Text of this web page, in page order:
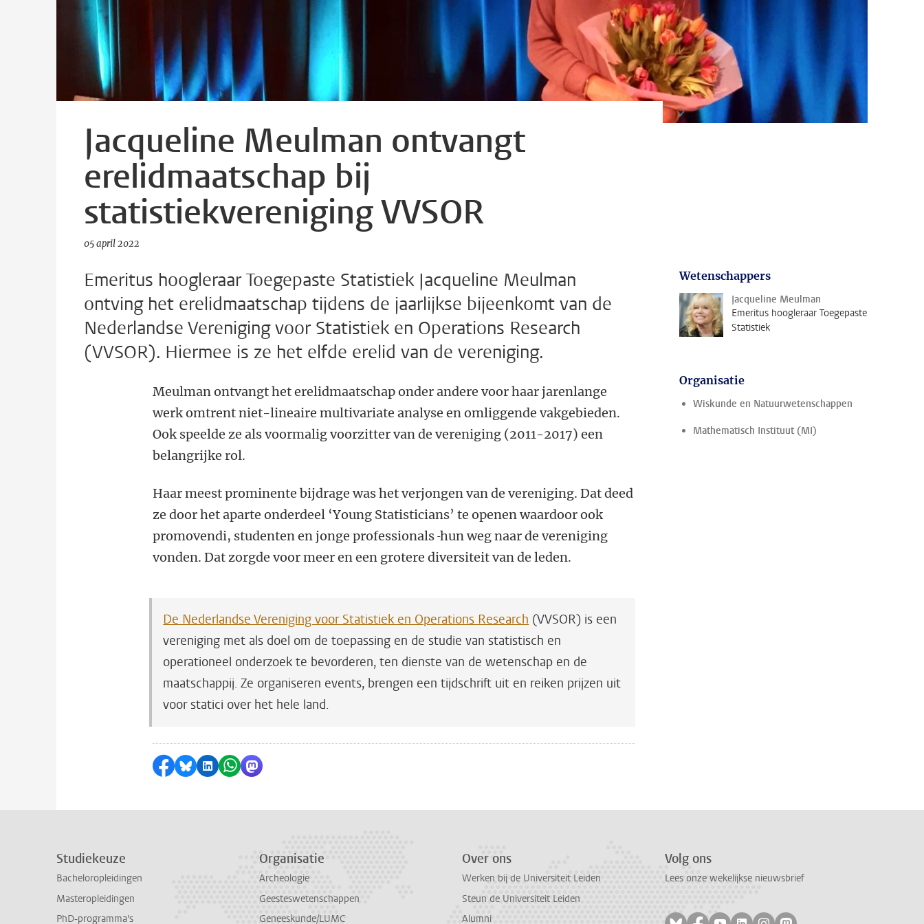
Jacqueline Meulman ontvangt
erelidmaatschap bij
statistiekvereniging VVSOR
05 april 2022
Emeritus hoogleraar Toegepaste Statistiek Jacqueline Meulman
ontving het erelidmaatschap tijdens de jaarlijkse bijeenkomt van de
Nederlandse Vereniging voor Statistiek en Operations Research
(VVSOR). Hiermee is ze het elfde erelid van de vereniging.
Meulman ontvangt het erelidmaatschap onder andere voor haar jarenlange
werk omtrent niet-lineaire multivariate analyse en omliggende vakgebieden.
Ook speelde ze als voormalig voorzitter van de vereniging (2011-2017) een
belangrijke rol.
Haar meest prominente bijdrage was het verjongen van de vereniging. Dat deed
ze door het aparte onderdeel ‘Young Statisticians’ te openen waardoor ook
promovendi, studenten en jonge professionalshun weg naar de vereniging
vonden. Dat zorgde voor meer en een grotere diversiteit van de leden.
De Nederlandse Vereniging voor Statistiek en Operations Research (VVSOR) is een
vereniging met als doel om de toepassing en de studie van statistisch en
operationeel onderzoek te bevorderen, ten dienste van de wetenschap en de
maatschappij. Ze organiseren events, brengen een tijdschrift uit en reiken prijzen uit
voor statici over het hele land.
Delen op Facebook
Delen via Bluesky
Delen op LinkedIn
Delen via WhatsApp
Delen via Mastodon
Wetenschappers
Jacqueline Meulman
Emeritus hoogleraar Toegepaste
Statistiek
Organisatie
Wiskunde en Natuurwetenschappen
Mathematisch Instituut (MI)
Studiekeuze
Bacheloropleidingen
Masteropleidingen
PhD-programma's
Organisatie
Archeologie
Geesteswetenschappen
Geneeskunde/LUMC
Over ons
Werken bij de Universiteit Leiden
Steun de Universiteit Leiden
Alumni
Volg ons
Lees onze wekelijkse nieuwsbrief